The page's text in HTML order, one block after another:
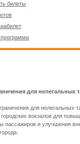
билеты
для нелегальных
для нелегальных
вокзалов для
пассажиров и улучшения